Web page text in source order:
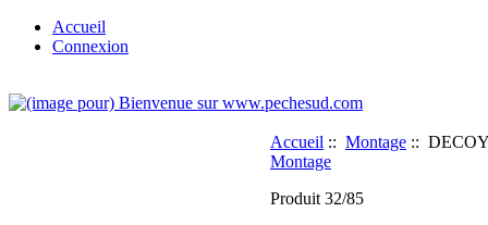
Accueil
Connexion
Accueil :: Montage :: DECOY
Montage
Produit 32/85